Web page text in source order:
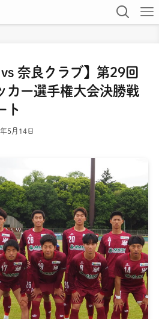
vs 奈良クラブ】第29回
カー選手権大会決勝戦
ト
5月14日